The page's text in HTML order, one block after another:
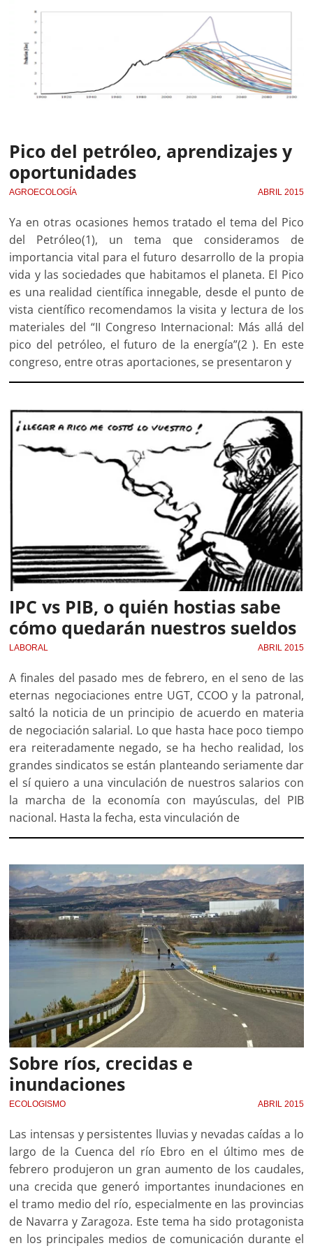
Pico del petróleo, aprendizajes y
oportunidades
AGROECOLOGÍA ABRIL 2015
Ya en otras ocasiones hemos tratado el tema del Pico
del Petróleo(1), un tema que consideramos de
importancia vital para el futuro desarrollo de la propia
vida y las sociedades que habitamos el planeta. El Pico
es una realidad científica innegable, desde el punto de
vista científico recomendamos la visita y lectura de los
materiales del “II Congreso Internacional: Más allá del
pico del petróleo, el futuro de la energía”(2 ). En este
congreso, entre otras aportaciones, se presentaron y
IPC vs PIB, o quién hostias sabe
cómo quedarán nuestros sueldos
LABORAL ABRIL 2015
A finales del pasado mes de febrero, en el seno de las
eternas negociaciones entre UGT, CCOO y la patronal,
saltó la noticia de un principio de acuerdo en materia
de negociación salarial. Lo que hasta hace poco tiempo
era reiteradamente negado, se ha hecho realidad, los
grandes sindicatos se están planteando seriamente dar
el sí quiero a una vinculación de nuestros salarios con
la marcha de la economía con mayúsculas, del PIB
nacional. Hasta la fecha, esta vinculación de
Sobre ríos, crecidas e
inundaciones
ECOLOGISMO ABRIL 2015
Las intensas y persistentes lluvias y nevadas caídas a lo
largo de la Cuenca del río Ebro en el último mes de
febrero produjeron un gran aumento de los caudales,
una crecida que generó importantes inundaciones en
el tramo medio del río, especialmente en las provincias
de Navarra y Zaragoza. Este tema ha sido protagonista
en los principales medios de comunicación durante el